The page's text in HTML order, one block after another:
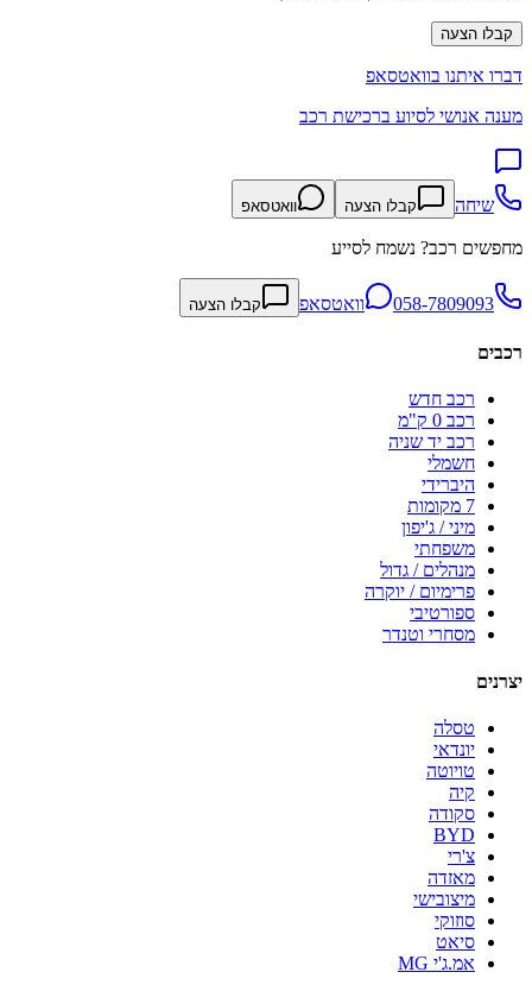
קבלו הצעה
דברו איתנו בוואטסאפ
מענה אנושי לסיוע ברכישת רכב
שיחה קבלו הצעה וואטסאפ
מחפשים רכב? נשמח לסייע
058-7809093 וואטסאפ קבלו הצעה
רכבים
רכב חדש
רכב 0 ק"מ
רכב יד שניה
חשמלי
היברידי
7 מקומות
מיני / ג'יפון
משפחתי
מנהלים / גדול
פרימיום / יוקרה
ספורטיבי
מסחרי וטנדר
יצרנים
טסלה
יונדאי
טויוטה
קיה
סקודה
BYD
צ'רי
מאזדה
מיצובישי
סוזוקי
סיאט
אמ.ג'י MG